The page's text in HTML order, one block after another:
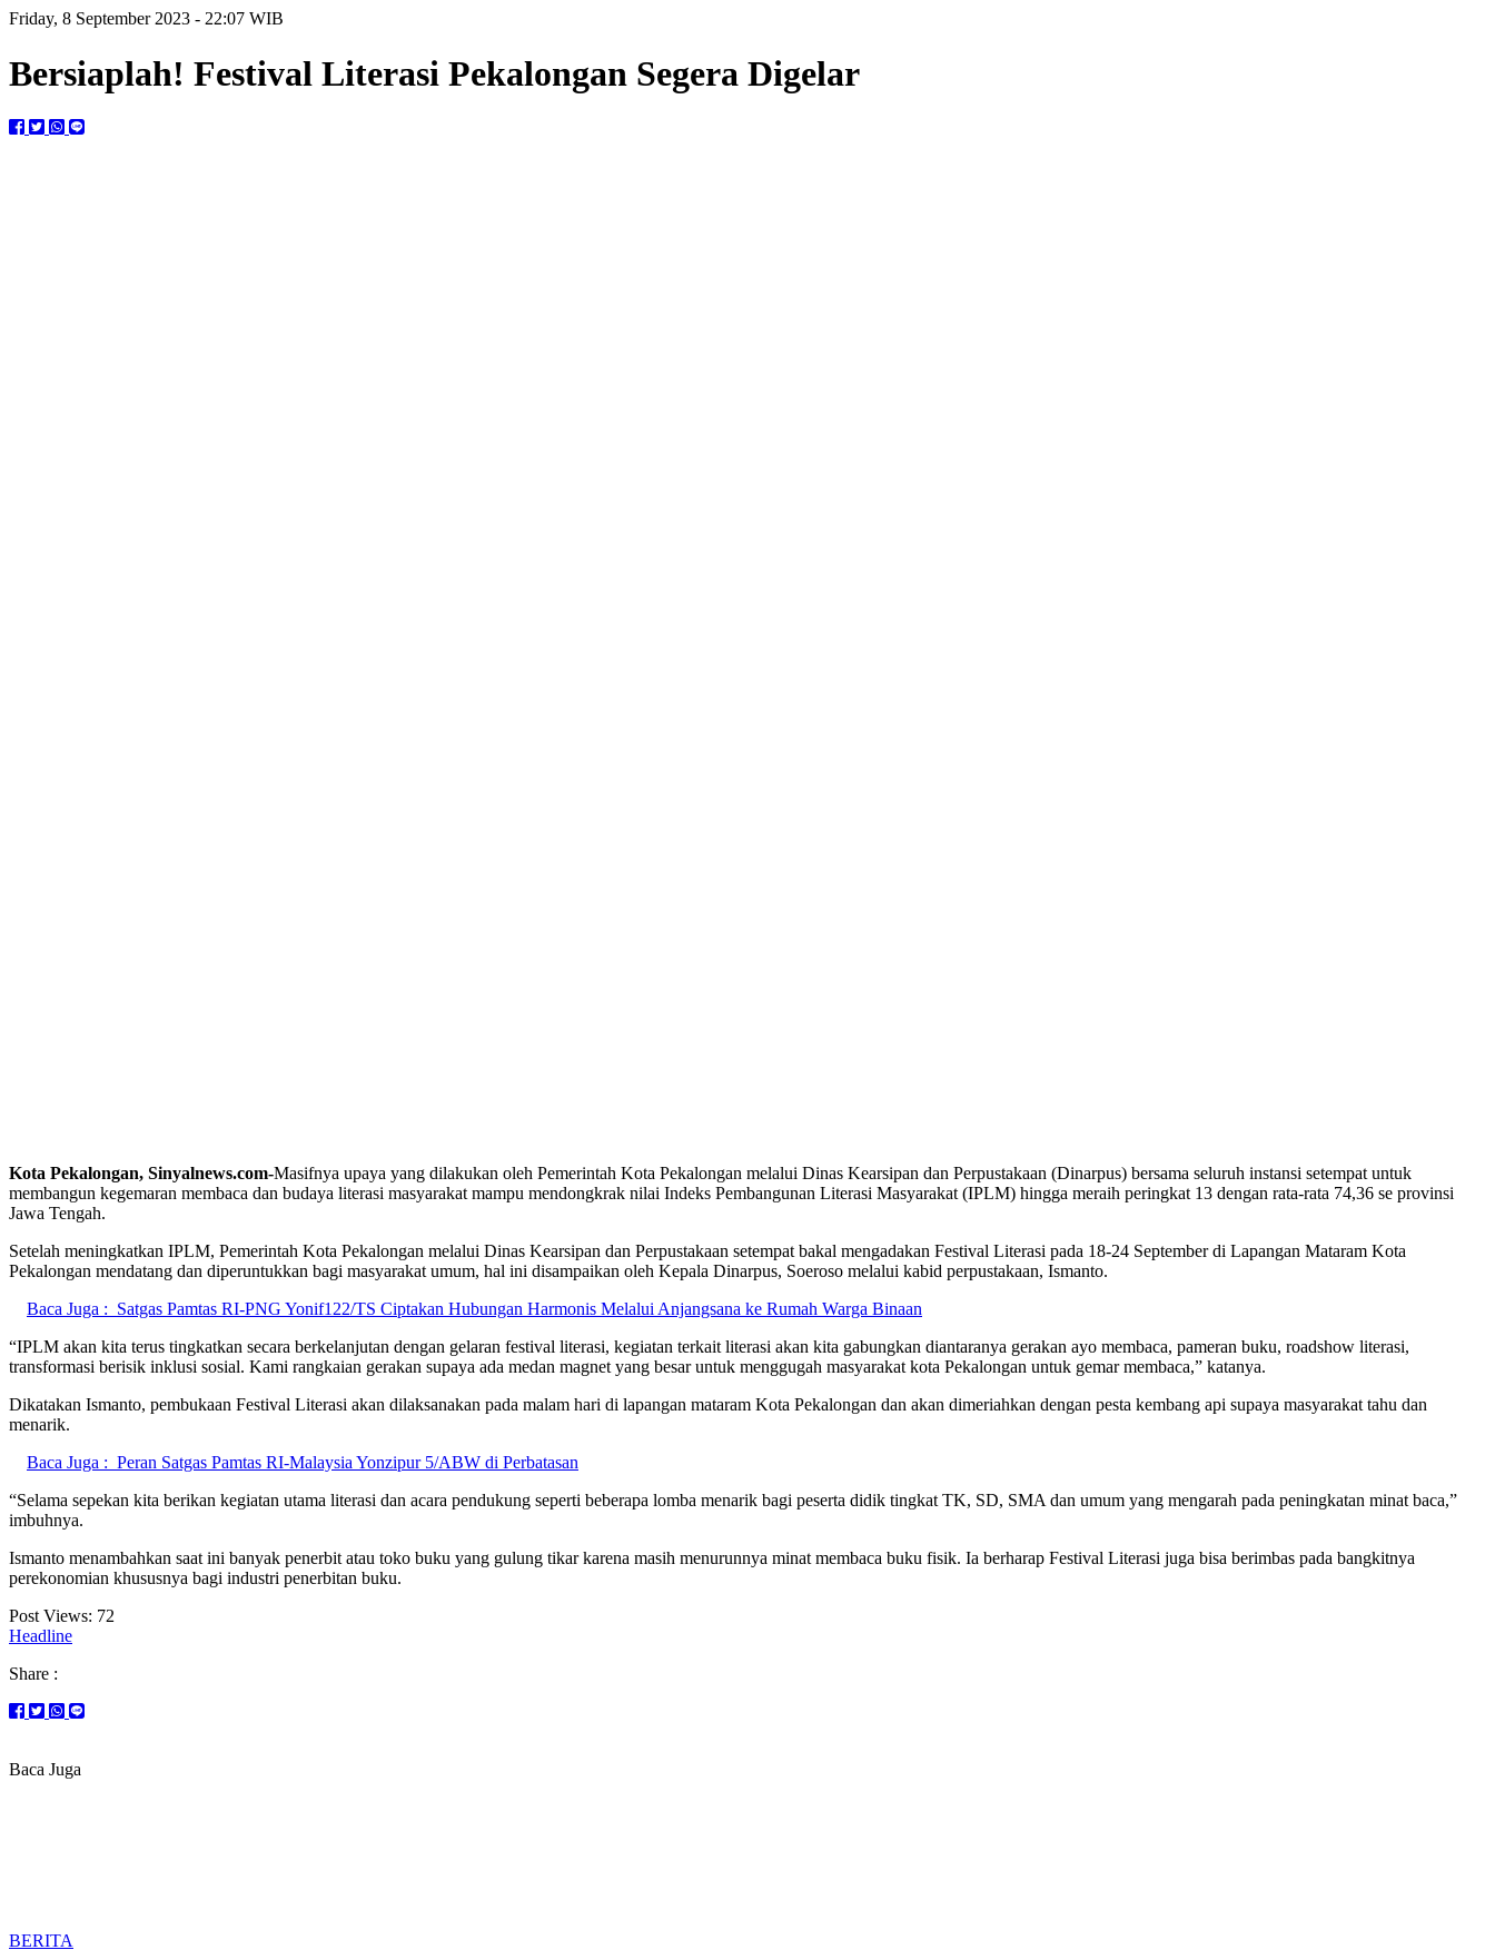
Friday, 8 September 2023 - 22:07 WIB
Bersiaplah! Festival Literasi Pekalongan Segera Digelar
Kota Pekalongan, Sinyalnews.com-Masifnya upaya yang dilakukan oleh Pemerintah Kota Pekalongan melalui Dinas Kearsipan dan Perpustakaan (Dinarpus) bersama seluruh instansi setempat untuk
membangun kegemaran membaca dan budaya literasi masyarakat mampu mendongkrak nilai Indeks Pembangunan Literasi Masyarakat (IPLM) hingga meraih peringkat 13 dengan rata-rata 74,36 se provinsi
Jawa Tengah.
Setelah meningkatkan IPLM, Pemerintah Kota Pekalongan melalui Dinas Kearsipan dan Perpustakaan setempat bakal mengadakan Festival Literasi pada 18-24 September di Lapangan Mataram Kota
Pekalongan mendatang dan diperuntukkan bagi masyarakat umum, hal ini disampaikan oleh Kepala Dinarpus, Soeroso melalui kabid perpustakaan, Ismanto.
Baca Juga : Satgas Pamtas RI-PNG Yonif122/TS Ciptakan Hubungan Harmonis Melalui Anjangsana ke Rumah Warga Binaan
“IPLM akan kita terus tingkatkan secara berkelanjutan dengan gelaran festival literasi, kegiatan terkait literasi akan kita gabungkan diantaranya gerakan ayo membaca, pameran buku, roadshow literasi,
transformasi berisik inklusi sosial. Kami rangkaian gerakan supaya ada medan magnet yang besar untuk menggugah masyarakat kota Pekalongan untuk gemar membaca,” katanya.
Dikatakan Ismanto, pembukaan Festival Literasi akan dilaksanakan pada malam hari di lapangan mataram Kota Pekalongan dan akan dimeriahkan dengan pesta kembang api supaya masyarakat tahu dan
menarik.
Baca Juga : Peran Satgas Pamtas RI-Malaysia Yonzipur 5/ABW di Perbatasan
“Selama sepekan kita berikan kegiatan utama literasi dan acara pendukung seperti beberapa lomba menarik bagi peserta didik tingkat TK, SD, SMA dan umum yang mengarah pada peningkatan minat baca,”
imbuhnya.
Ismanto menambahkan saat ini banyak penerbit atau toko buku yang gulung tikar karena masih menurunnya minat membaca buku fisik. Ia berharap Festival Literasi juga bisa berimbas pada bangkitnya
perekonomian khususnya bagi industri penerbitan buku.
Post Views: 72
Headline
Share :
Baca Juga
BERITA